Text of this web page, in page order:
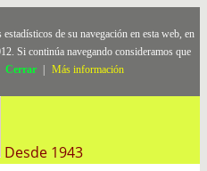
de su navegación en esta web, en
Si continúa navegando consideramos que
Cerrar Más información
Desde 1943